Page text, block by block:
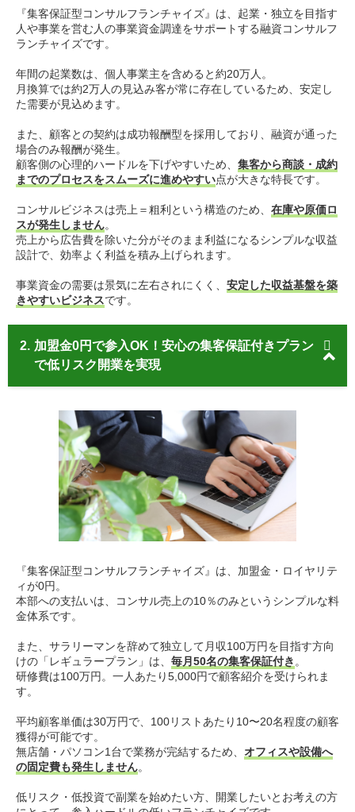
『集客保証型コンサルフランチャイズ』は、起業・独立を目指す
人や事業を営む人の事業資金調達をサポートする融資コンサルフ
ランチャイズです。
年間の起業数は、個人事業主を含めると約20万人。
月換算では約2万人の見込み客が常に存在しているため、安定し
た需要が見込めます。
また、顧客との契約は成功報酬型を採用しており、融資が通った
場合のみ報酬が発生。
顧客側の心理的ハードルを下げやすいため、 集客から商談・成約
までのプロセスをスムーズに進めやすい点が大きな特長です。
コンサルビジネスは売上＝粗利という構造のため、 在庫や原価ロ
スが発生しません。
売上から広告費を除いた分がそのまま利益になるシンプルな収益
設計で、効率よく利益を積み上げられます。
事業資金の需要は景気に左右されにくく、 安定した収益基盤を築
きやすいビジネスです。
2. 加盟金0円で参入OK！安心の集客保証付きプラン
で低リスク開業を実現
『集客保証型コンサルフランチャイズ』は、加盟金・ロイヤリテ
ィが0円。
本部への支払いは、コンサル売上の10％のみというシンプルな料
金体系です。
また、サラリーマンを辞めて独立して月収100万円を目指す方向
けの「レギュラープラン」は、 毎月50名の集客保証付き。
研修費は100万円。一人あたり5,000円で顧客紹介を受けられま
す。
平均顧客単価は30万円で、100リストあたり10〜20名程度の顧客
獲得が可能です。
無店舗・パソコン1台で業務が完結するため、 オフィスや設備へ
の固定費も発生しません。
低リスク・低投資で副業を始めたい方、開業したいとお考えの方